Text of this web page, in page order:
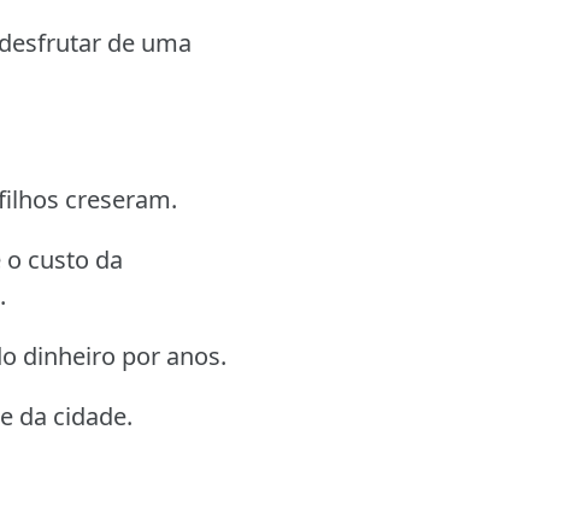
de uma
creseram.
custo da
dinheiro por anos.
da cidade.